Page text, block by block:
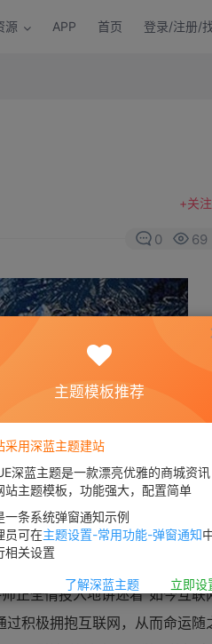
源 APP 首页 登录/注册/
+关注
0 69
正全情投入地讲述着“如今互联
过积极拥抱互联网，从而命运随
主题模板推荐
采用深蓝主题建站
深蓝主题是一款漂亮优雅的商城资讯
站主题模板，功能强大，配置简单
一条系统弹窗通知示例
员可在主题设置-常用功能-弹窗通知
相关设置
了解深蓝主题 立即设